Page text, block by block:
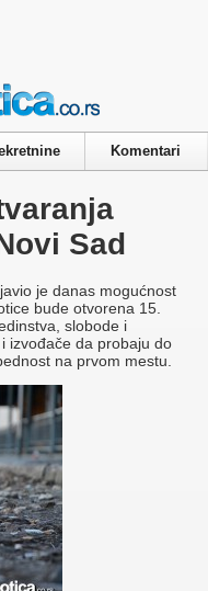
Komentari
Sad
je danas mogućnost
bude otvorena 15.
slobode i
izvođače da probaju do
na prvom mestu.